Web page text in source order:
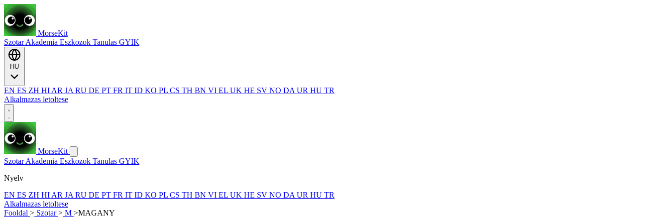
MorseKit
SzotarAkademia Eszkozok Tanulas GYIK
EN ES ZH HI AR JA RU DE PT FR IT ID KO PL CS TH BN VI EL UK HE SV NO DA UR HU TR
Alkalmazas letoltese
MorseKit
SzotarAkademia Eszkozok Tanulas GYIK
Nyelv
EN ES ZH HI AR JA RU DE PT FR IT ID KO PL CS TH BN VI EL UK HE SV NO DA UR HU TR
Alkalmazas letoltese
Fooldal > Szotar> M >MAGANY